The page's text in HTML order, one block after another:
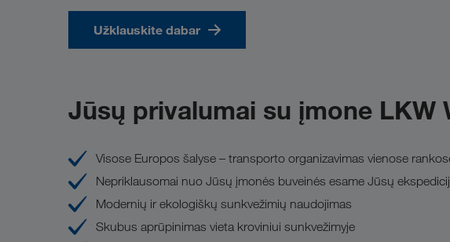
Užklauskite dabar
Jūsų privalumai su įmone LKW
Visose Europos šalyse – transporto organizavimas vienose
Nepriklausomai nuo Jūsų įmonės buveinės esame Jūsų
Modernių ir ekologiškų sunkvežimių naudojimas
Skubus aprūpinimas vieta kroviniui sunkvežimyje